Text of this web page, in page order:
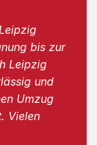
bis zur
Leipzig
und
Umzug
Vielen